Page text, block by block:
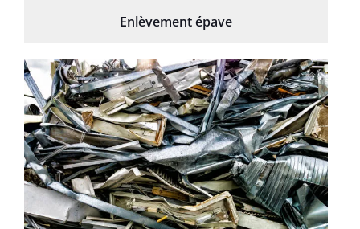
Enlèvement épave